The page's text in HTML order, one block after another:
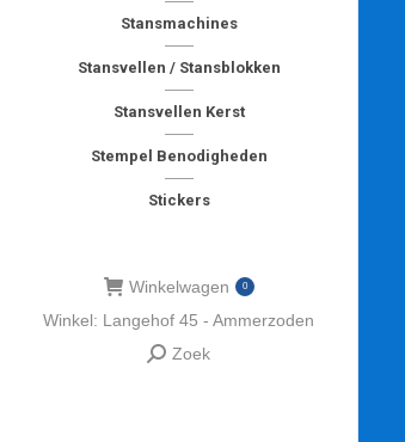
Stansmachines
Stansvellen / Stansblokken
Stansvellen Kerst
Stempel Benodigheden
Stickers
Winkelwagen 0
Winkel: Langehof 45 - Ammerzoden
Zoeken:
Zoek